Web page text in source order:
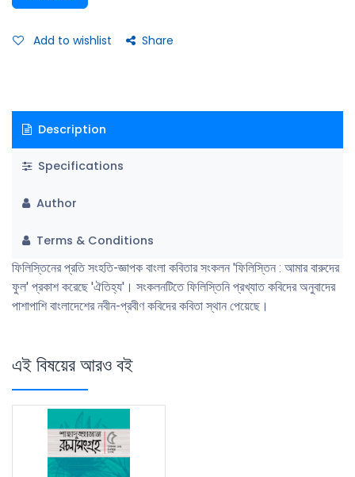
Add to wishlist Share
Description
Specifications
Author
Terms & Conditions
ফিলিস্তিনের প্রতি সংহতি-জ্ঞাপক বাংলা কবিতার সংকলন 'ফিলিস্তিন : আমার বারুদের
ফুল' প্রকাশ করেছে 'ঐতিহ্য'। সংকলনটিতে ফিলিস্তিনি প্রখ্যাত কবিদের অনুবাদের
পাশাপাশি বাংলাদেশের নবীন-প্রবীণ কবিদের কবিতা স্থান পেয়েছে।
এই বিষয়ের আরও বই